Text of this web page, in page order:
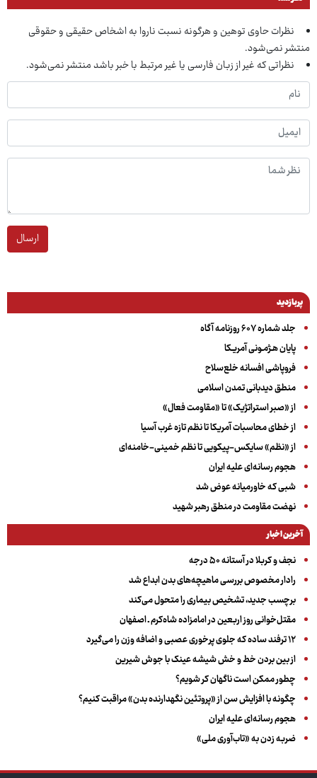
نظرات حاوی توهین و هرگونه نسبت ناروا به اشخاص حقیقی و حقوقی
منتشر نمی‌شود.
نظراتی که غیر از زبان فارسی یا غیر مرتبط با خبر باشد منتشر نمی‌شود.
ارسال
پربازدید
جلد شماره ۶۰۷ روزنامه آگاه
پایان هـژمـونی آمریـکا
فروپاشی افسانه خلع‌سلاح
منطق دیدبانی تمدن اسلامی
از «صبر استراتژیک» تا «مقاومت فعال»
از خطای محاسبات آمریکا تا نظم تازه غرب آسیا
از «نظم» سایکس-پیکویی تا نظم خمینی-خامنه‌ای
هجوم رسانه‌ای علیه ایران
شبی که خاورمیانه عوض شد
نهضت مقاومت در منطق رهبر شهید
آخرین اخبار
نجف و کربلا در آستانه ۵۰ درجه
رادار مخصوص بررسی ماهیچه‌های بدن ابداع شد
برچسب جدید، تشخیص بیماری را متحول می‌کند
مقتل‌خوانی روز اربعین در امامزاده شاه‌کرم ـ اصفهان
۱۲ ترفند ساده که جلوی پرخوری عصبی و اضافه ‌وزن را می‌گیرد
از بین بردن خط و خش شیشه عینک با جوش شیرین
چطور ممکن است ناگهان کر شویم؟
چگونه با افزایش سن از «پروتئین نگهدارنده بدن» مراقبت کنیم؟
هجوم رسانه‌ای علیه ایران
ضربه زدن به «تاب‌آوری ملی»